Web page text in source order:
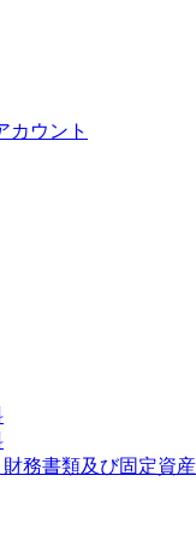
カウント
務書類及び固定資